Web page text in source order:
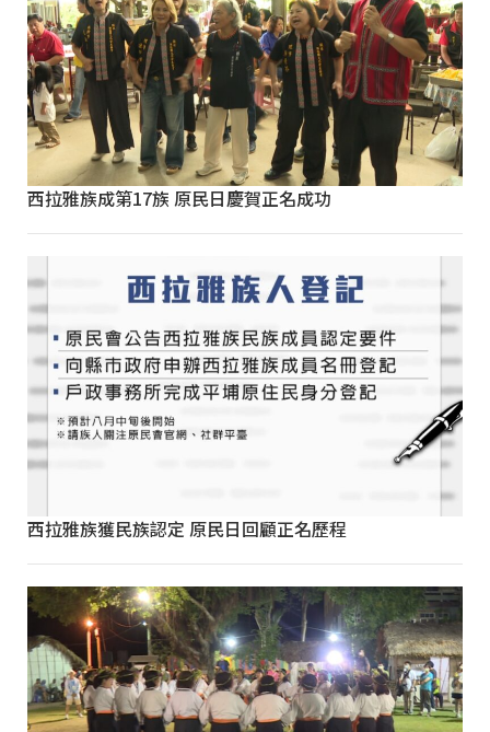
西拉雅族成第17族 原民日慶賀正名成功
西拉雅族獲民族認定 原民日回顧正名歷程